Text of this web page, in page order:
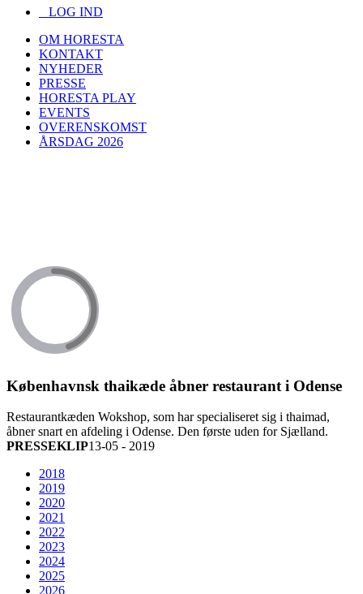
LOG IND
OM HORESTA
KONTAKT
NYHEDER
PRESSE
HORESTA PLAY
EVENTS
OVERENSKOMST
ÅRSDAG 2026
Københavnsk thaikæde åbner restaurant i Odense
Restaurantkæden Wokshop, som har specialiseret sig i thaimad,
åbner snart en afdeling i Odense. Den første uden for Sjælland.
PRESSEKLIP13-05 - 2019
2018
2019
2020
2021
2022
2023
2024
2025
2026